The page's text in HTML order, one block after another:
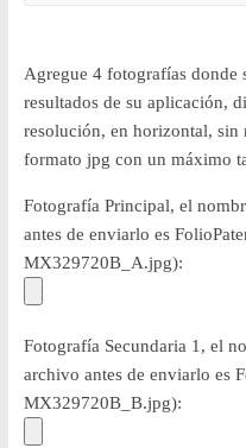
Agregue 4 fotografías donde
resultados de su aplicación,
resolución, en horizontal, sin
formato jpg con un máximo
Fotografía Principal, el
antes de enviarlo es
MX329720B_A.jpg):
Fotografía Secundaria 1, el
archivo antes de enviarlo es
MX329720B_B.jpg):